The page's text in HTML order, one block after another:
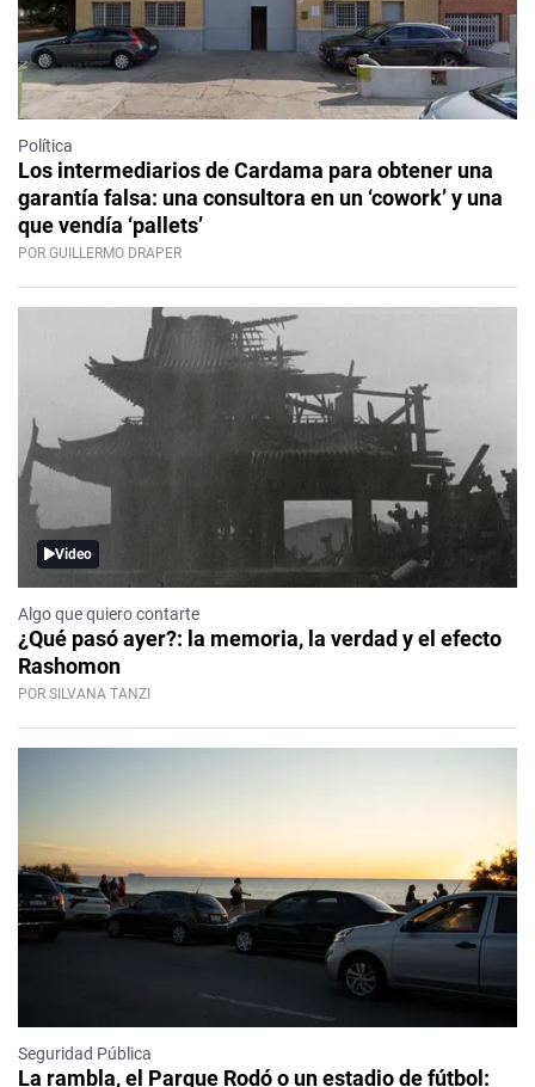
Política
Los intermediarios de Cardama para obtener una
garantía falsa: una consultora en un ‘cowork’ y una
que vendía ‘pallets’
POR GUILLERMO DRAPER
Video
Algo que quiero contarte
¿Qué pasó ayer?: la memoria, la verdad y el efecto
Rashomon
POR SILVANA TANZI
Seguridad Pública
La rambla, el Parque Rodó o un estadio de fútbol: